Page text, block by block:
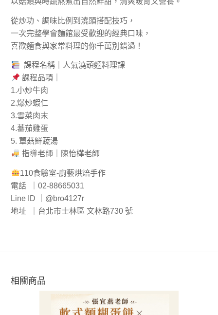
從炒功、調味比例到澆頭搭配技巧，
一次完整學會麵館最受歡迎的經典口味，
喜歡麵食與家常料理的你千萬別錯過！
課程名稱｜人氣澆頭麵料理課
課程品項｜
1.小炒牛肉
2.爆炒蝦仁
3.雪菜肉末
4.蕃茄雞蛋
5. 蕈菇鮮蔬湯
指導老師｜陳怡樺老師
110食驗室-廚藝烘焙手作
電話 ｜02-88665031
Line ID ｜@bro4127r
地址 ｜台北市士林區 文林路730 號
相關商品